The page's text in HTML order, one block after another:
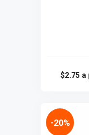
$2.75 a
-20%